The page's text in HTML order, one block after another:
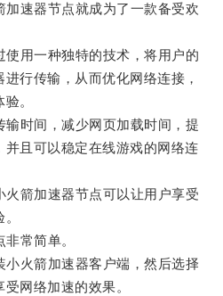
速器节点就成为了一款备受欢
用一种独特的技术，将用户的
行传输，从而优化网络连接，
。
时间，减少网页加载时间，提
且可以稳定在线游戏的网络连
箭加速器节点可以让用户享受
常简单。
火箭加速器客户端，然后选择
网络加速的效果。